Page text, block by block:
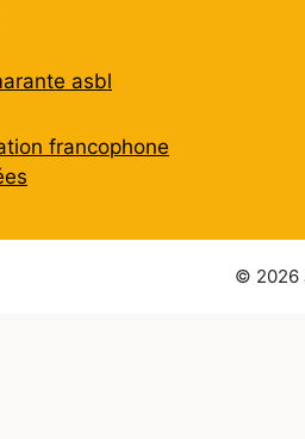
asbl
francophone
© 2026